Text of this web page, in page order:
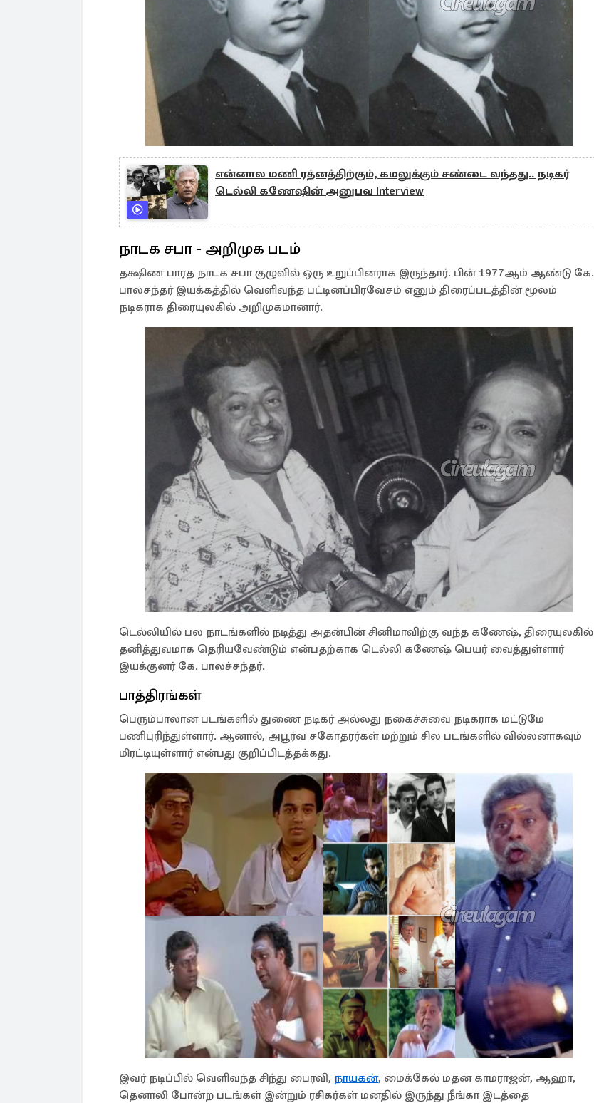
என்னால மணி ரத்னத்திற்கும், கமலுக்கும் சண்டை வந்தது.. நடிகர்
டெல்லி கணேஷின் அனுபவ Interview
நாடக சபா - அறிமுக படம்
தக்ஷிண பாரத நாடக சபா குழுவில் ஒரு உறுப்பினராக இருந்தார். பின் 1977ஆம் ஆண்டு கே.
பாலசந்தர் இயக்கத்தில் வெளிவந்த பட்டினப்பிரவேசம் எனும் திரைப்படத்தின் மூலம்
நடிகராக திரையுலகில் அறிமுகமானார்.
டெல்லியில் பல நாடங்களில் நடித்து அதன்பின் சினிமாவிற்கு வந்த கணேஷ், திரையுலகில்
தனித்துவமாக தெரியவேண்டும் என்பதற்காக டெல்லி கணேஷ் பெயர் வைத்துள்ளார்
இயக்குனர் கே. பாலச்சந்தர்.
பாத்திரங்கள்
பெரும்பாலான படங்களில் துணை நடிகர் அல்லது நகைச்சுவை நடிகராக மட்டுமே
பணிபுரிந்துள்ளார். ஆனால், அபூர்வ சகோதரர்கள் மற்றும் சில படங்களில் வில்லனாகவும்
மிரட்டியுள்ளார் என்பது குறிப்பிடத்தக்கது.
இவர் நடிப்பில் வெளிவந்த சிந்து பைரவி, நாயகன், மைக்கேல் மதன காமராஜன், ஆஹா,
தெனாலி போன்ற படங்கள் இன்றும் ரசிகர்கள் மனதில் இருந்து நீங்கா இடத்தை